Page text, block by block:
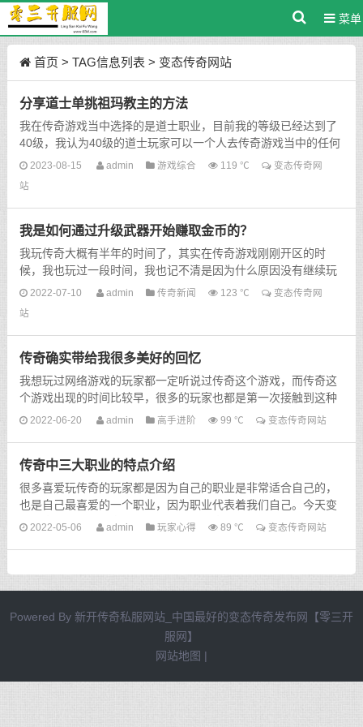
菜单
首页 > TAG信息列表 > 变态传奇网站
分享道士单挑祖玛教主的方法
我在传奇游戏当中选择的是道士职业，目前我的等级已经达到了
40级，我认为40级的道士玩家可以一个人去传奇游戏当中的任何
地方，不像其他的两个职业，如果去一些高级的地方，单凭...
2023-08-15 admin 游戏综合 119 ℃
变态传奇网
站
我是如何通过升级武器开始赚取金币的？
我玩传奇大概有半年的时间了，其实在传奇游戏刚刚开区的时
候，我也玩过一段时间，我也记不清是因为什么原因没有继续玩
下去。可能是当时我还在玩其他的游戏，所以我离开了传奇游...
2022-07-10 admin 传奇新闻 123 ℃
变态传奇网
站
传奇确实带给我很多美好的回忆
我想玩过网络游戏的玩家都一定听说过传奇这个游戏，而传奇这
个游戏出现的时间比较早，很多的玩家也都是第一次接触到这种
大型的网络游戏。第一次听到传奇，这个游戏是在学校里...
2022-06-20 admin 高手进阶 99 ℃ 变态传奇网站
传奇中三大职业的特点介绍
很多喜爱玩传奇的玩家都是因为自己的职业是非常适合自己的，
也是自己最喜爱的一个职业，因为职业代表着我们自己。今天变
态传奇网站就为大家详细的介绍一下传奇里面各个职业的技...
2022-05-06 admin 玩家心得 89 ℃ 变态传奇网站
Powered By 新开传奇私服网站_中国最好的变态传奇发布网【零三开
服网】
网站地图 |